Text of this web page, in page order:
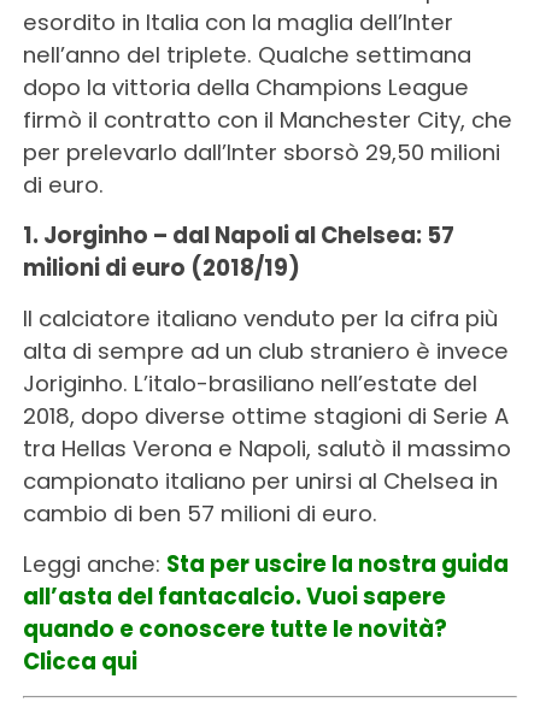
esordito in Italia con la maglia dell’Inter
nell’anno del triplete. Qualche settimana
dopo la vittoria della Champions League
firmò il contratto con il Manchester City, che
per prelevarlo dall’Inter sborsò 29,50 milioni
di euro.
1. Jorginho – dal Napoli al Chelsea: 57
milioni di euro (2018/19)
Il calciatore italiano venduto per la cifra più
alta di sempre ad un club straniero è invece
Joriginho. L’italo-brasiliano nell’estate del
2018, dopo diverse ottime stagioni di Serie A
tra Hellas Verona e Napoli, salutò il massimo
campionato italiano per unirsi al Chelsea in
cambio di ben 57 milioni di euro.
Leggi anche: Sta per uscire la nostra guida
all’asta del fantacalcio. Vuoi sapere
quando e conoscere tutte le novità?
Clicca qui